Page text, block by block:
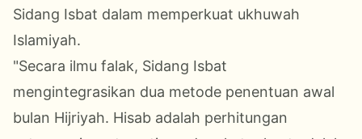
Sidang Isbat dalam memperkuat ukhuwah
Islamiyah.
"Secara ilmu falak, Sidang Isbat
mengintegrasikan dua metode penentuan awal
bulan Hijriyah. Hisab adalah perhitungan